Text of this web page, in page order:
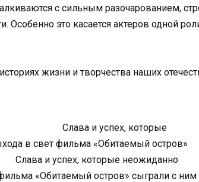
с сильным разочарованием,
Особенно это касается актеров одной
жизни и творчества наших
и успех, которые
в свет фильма «Обитаемый остров»
которые неожиданно
«Обитаемый остров» сыграли с